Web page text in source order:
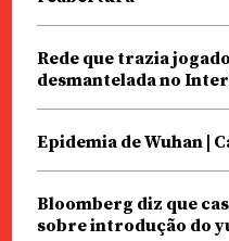
Rede que trazia
desmantelada no
Epidemia de Wuhan |
Bloomberg diz que
sobre introdução do